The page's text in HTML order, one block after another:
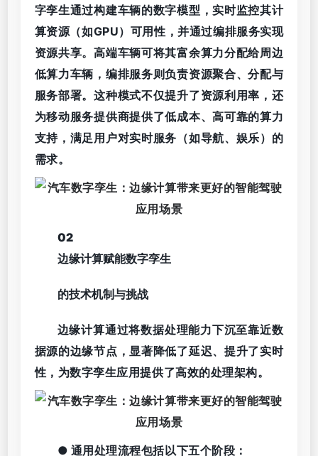
字孪生通过构建车辆的数字模型，实时监控其计
算资源（如GPU）可用性，并通过编排服务实现
资源共享。高端车辆可将其富余算力分配给周边
低算力车辆，编排服务则负责资源聚合、分配与
服务部署。这种模式不仅提升了资源利用率，还
为移动服务提供商提供了低成本、高可靠的算力
支持，满足用户对实时服务（如导航、娱乐）的
需求。
02
边缘计算赋能数字孪生
的技术机制与挑战
边缘计算通过将数据处理能力下沉至靠近数
据源的边缘节点，显著降低了延迟、提升了实时
性，为数字孪生应用提供了高效的处理架构。
● 通用处理流程包括以下五个阶段：